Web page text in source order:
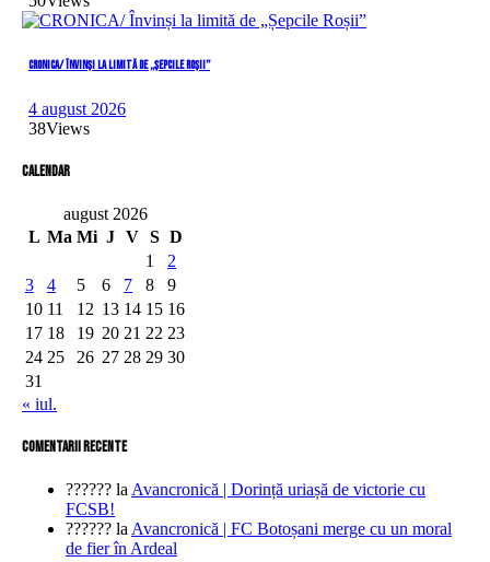
CRONICA/ Învinși la limită de „Șepcile Roșii”
4 august 2026
38Views
Calendar
august 2026
L Ma Mi J V S D
1
2
3
4 5 6 7 8
9
10 11 12 13 14 15 16
17 18 19 20 21 22 23
24 25 26 27 28 29 30
31
« iul.
comentarii recente
?????? la Avancronică | Dorință uriașă de victorie cu
FCSB!
?????? la Avancronică | FC Botoșani merge cu un moral
de fier în Ardeal